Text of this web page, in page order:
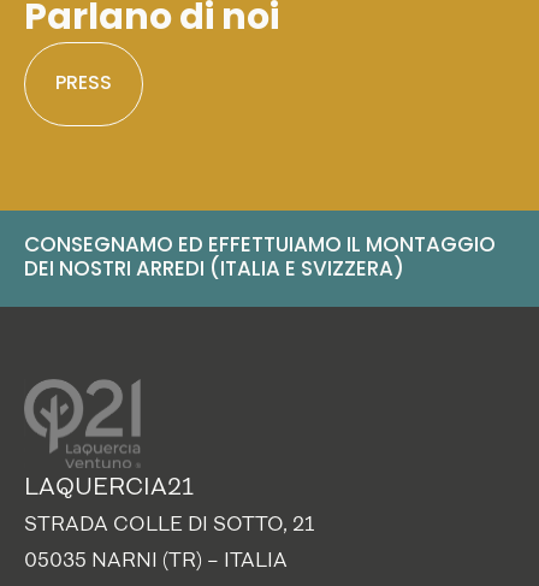
Parlano di noi
PRESS
CONSEGNAMO ED EFFETTUIAMO IL MONTAGGIO
DEI NOSTRI ARREDI (ITALIA E SVIZZERA)
LAQUERCIA21
STRADA COLLE DI SOTTO, 21
05035 NARNI (TR) – ITALIA